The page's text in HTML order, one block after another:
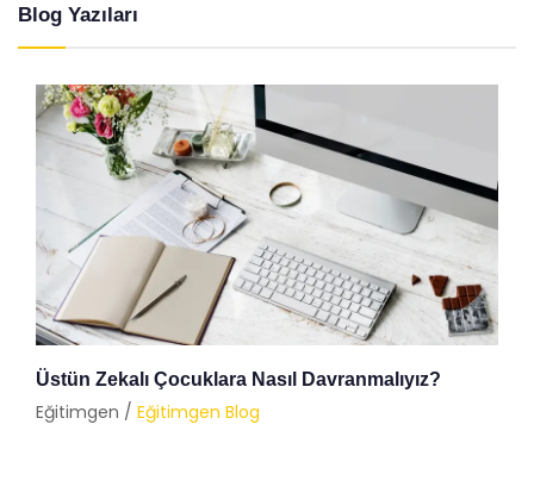
Blog Yazıları
Üstün Zekalı Çocuklara Nasıl Davranmalıyız?
Eğitimgen / Eğitimgen Blog